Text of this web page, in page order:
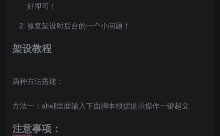
好即可！
修复架设时后台的一个小问题！
架设教程
两种方法搭建：
方法一：shell里面输入下面脚本根据提示操作一键起立
注意事项：